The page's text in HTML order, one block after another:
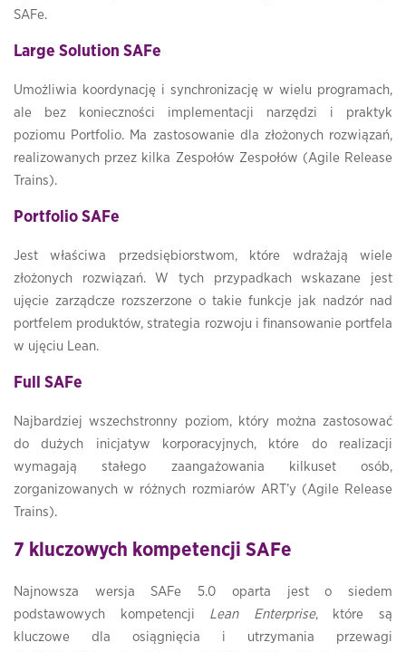
SAFe.
Large Solution SAFe
Umożliwia koordynację i synchronizację w wielu programach,
ale bez konieczności implementacji narzędzi i praktyk
poziomu Portfolio. Ma zastosowanie dla złożonych rozwiązań,
realizowanych przez kilka Zespołów Zespołów (Agile Release
Trains).
Portfolio SAFe
Jest właściwa przedsiębiorstwom, które wdrażają wiele
złożonych rozwiązań. W tych przypadkach wskazane jest
ujęcie zarządcze rozszerzone o takie funkcje jak nadzór nad
portfelem produktów, strategia rozwoju i finansowanie portfela
w ujęciu Lean.
Full SAFe
Najbardziej wszechstronny poziom, który można zastosować
do dużych inicjatyw korporacyjnych, które do realizacji
wymagają stałego zaangażowania kilkuset osób,
zorganizowanych w różnych rozmiarów ART’y (Agile Release
Trains).
7 kluczowych kompetencji SAFe
Najnowsza wersja SAFe 5.0 oparta jest o siedem
podstawowych kompetencji Lean Enterprise, które są
kluczowe dla osiągnięcia i utrzymania przewagi